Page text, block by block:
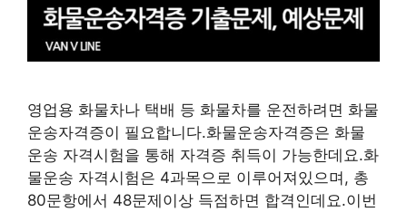
영업용 화물차나 택배 등 화물차를 운전하려면 화물
운송자격증이 필요합니다.화물운송자격증은 화물
운송 자격시험을 통해 자격증 취득이 가능한데요.화
물운송 자격시험은 4과목으로 이루어져있으며, 총
80문항에서 48문제이상 득점하면 합격인데요.이번